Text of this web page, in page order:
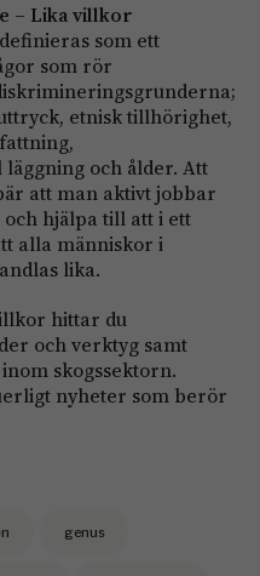
– Lika villkor
som ett
som rör
etnisk tillhörighet,
och ålder. Att
att man aktivt jobbar
hjälpa till att i ett
alla människor i
lika.
hittar du
och verktyg samt
skogssektorn.
nyheter som berör
genus